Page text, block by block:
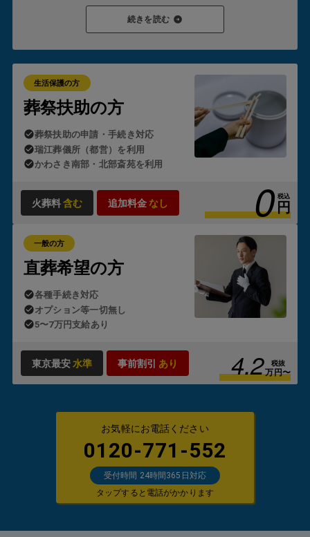
葬祭扶助が対象となり、支給が認められると
を立て替えたり、後から請求を受けたりすることはありませ
ん。これが「生活保護のお葬式」の葬儀が0円でご利用いただ
ける理由です。
ただし、制度の適用にはいくつかの要件があります。
・故人または喪主となる方が生活保護受給者であること
・故人の預貯金や遺留金がほとんどないこと
・ご遺族の方の資産状況に著しい余裕がないこと
のお葬式」では
ケースワーカー様とのやり取りや申請手続き
も含め、すべて代行しております。
続きを読む
生活保護の方
葬祭扶助の方
葬祭扶助の申請・手続き対応
瑞江葬儀所（都営）を利用
かわさき南部・北部斎苑を利用
火葬料含む 追加料金 なし 0 税込
円
一般の方
直葬希望の方
各種手続き対応
オプション等一切無し
5〜7万円支給あり
東京最安水準 事前割引 あり 4.2 税抜
万円〜
お気軽にお電話ください
0120-771-552
受付時間 24時間365日対応
タップすると電話がかかります